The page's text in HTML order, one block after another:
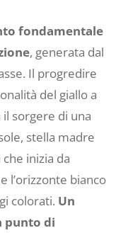
fondamentale
, generata dal
Il progredire
del giallo a
sorgere di una
stella madre
inizia da
l’orizzonte bianco
colorati. Un
punto di